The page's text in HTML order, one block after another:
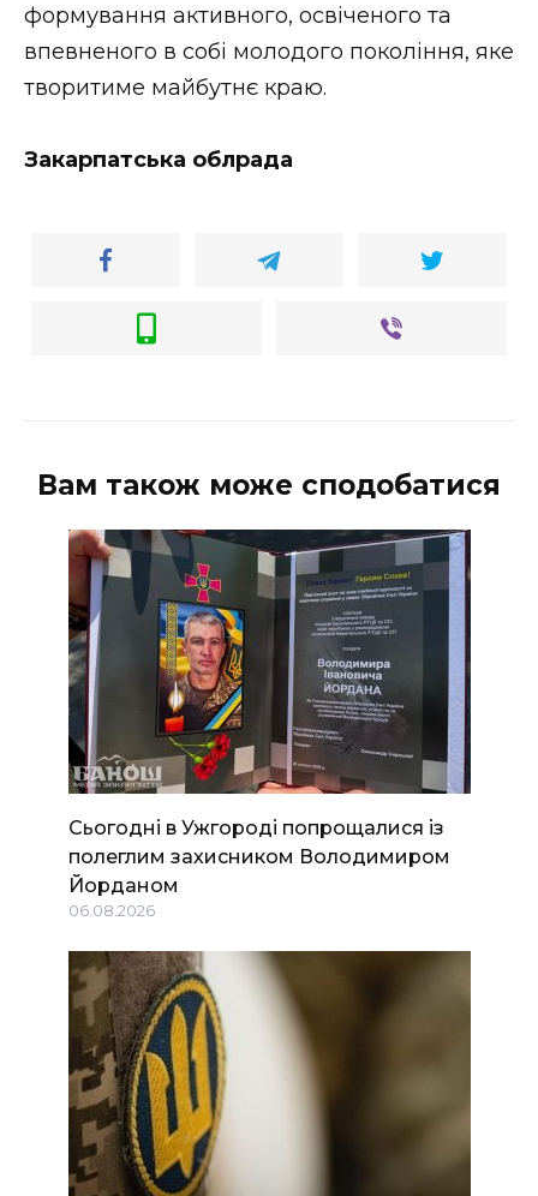
формування активного, освіченого та
впевненого в собі молодого покоління, яке
творитиме майбутнє краю.
Закарпатська облрада
Вам також може сподобатися
Сьогодні в Ужгороді попрощалися із
полеглим захисником Володимиром
Йорданом
06.08.2026